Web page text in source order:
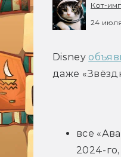
Кот-
24
Disney
даже
все
2024-